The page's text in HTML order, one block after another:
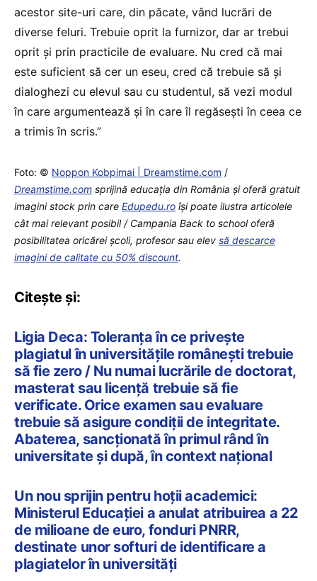
acestor site-uri care, din păcate, vând lucrări de
diverse feluri. Trebuie oprit la furnizor, dar ar trebui
oprit și prin practicile de evaluare. Nu cred că mai
este suficient să cer un eseu, cred că trebuie să și
dialoghezi cu elevul sau cu studentul, să vezi modul
în care argumentează și în care îl regăsești în ceea ce
a trimis în scris.”
Foto: © Noppon Kobpimai | Dreamstime.com /
Dreamstime.com sprijină educaţia din România şi oferă gratuit
imagini stock prin care Edupedu.ro îşi poate ilustra articolele
cât mai relevant posibil / Campania Back to school oferă
posibilitatea oricărei școli, profesor sau elev să descarce
imagini de calitate cu 50% discount.
Citește și:
Ligia Deca: Toleranța în ce privește
plagiatul în universitățile românești trebuie
să fie zero / Nu numai lucrările de doctorat,
masterat sau licență trebuie să fie
verificate. Orice examen sau evaluare
trebuie să asigure condiții de integritate.
Abaterea, sancționată în primul rând în
universitate și după, în context național
Un nou sprijin pentru hoții academici:
Ministerul Educației a anulat atribuirea a 22
de milioane de euro, fonduri PNRR,
destinate unor softuri de identificare a
plagiatelor în universități